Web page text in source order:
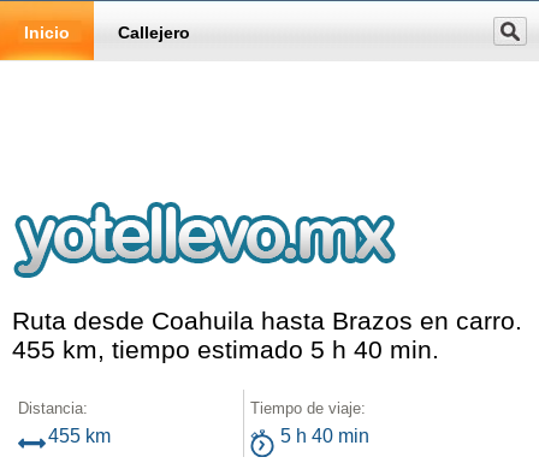
Inicio Callejero
Ruta desde Coahuila hasta Brazos en carro.
455 km, tiempo estimado 5 h 40 min.
Distancia:
455 km
Tiempo de viaje:
5 h 40 min